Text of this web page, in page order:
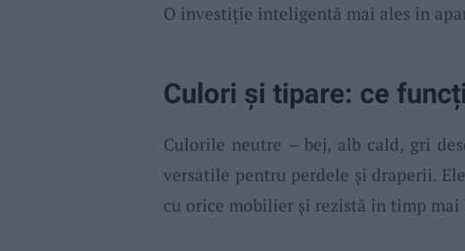
O investiție inteligentă mai ales în
Culori și tipare: ce
Culorile neutre – bej, alb cald, gri
versatile pentru perdele și draperii.
cu orice mobilier și rezistă în timp